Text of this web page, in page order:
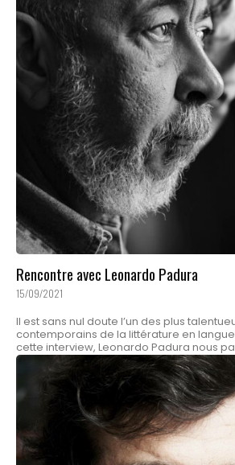
Rencontre avec Leonardo Padura
15/09/2021
Il est sans nul doute l’un des plus
contemporains de la littérature en
cette interview, Leonardo Padura nous